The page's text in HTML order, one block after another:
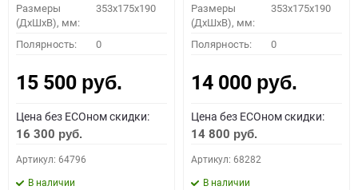
Размеры
(ДхШхВ), мм:
353x175x190
Полярность: 0
15 500 руб.
Цена без ECOном скидки:
16 300 руб.
Артикул: 64796
В наличии
Размеры
(ДхШхВ), мм:
353x175x190
Полярность: 0
14 000 руб.
Цена без ECOном скидки:
14 800 руб.
Артикул: 68282
В наличии